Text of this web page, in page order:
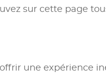
sur cette page
une expérience